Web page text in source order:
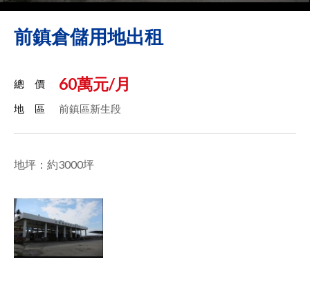
前鎮倉儲用地出租
總 價 60萬元/月
地 區 前鎮區新生段
地坪：約3000坪